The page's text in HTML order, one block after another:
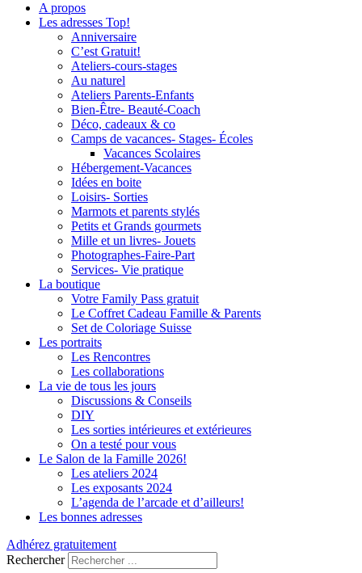
A propos
Les adresses Top!
Anniversaire
C’est Gratuit!
Ateliers-cours-stages
Au naturel
Ateliers Parents-Enfants
Bien-Être- Beauté-Coach
Déco, cadeaux & co
Camps de vacances- Stages- Écoles
Vacances Scolaires
Hébergement-Vacances
Idées en boite
Loisirs- Sorties
Marmots et parents stylés
Petits et Grands gourmets
Mille et un livres- Jouets
Photographes-Faire-Part
Services- Vie pratique
La boutique
Votre Family Pass gratuit
Le Coffret Cadeau Famille & Parents
Set de Coloriage Suisse
Les portraits
Les Rencontres
Les collaborations
La vie de tous les jours
Discussions & Conseils
DIY
Les sorties intérieures et extérieures
On a testé pour vous
Le Salon de la Famille 2026!
Les ateliers 2024
Les exposants 2024
L’agenda de l’arcade et d’ailleurs!
Les bonnes adresses
Adhérez gratuitement
Rechercher